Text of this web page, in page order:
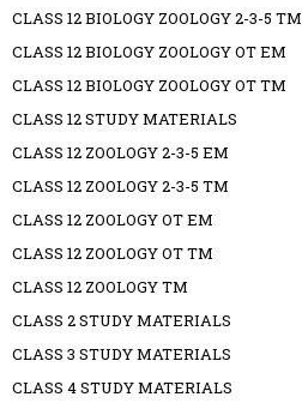
CLASS 12 BIOLOGY ZOOLOGY 2-3-5 TM
CLASS 12 BIOLOGY ZOOLOGY OT EM
CLASS 12 BIOLOGY ZOOLOGY OT TM
CLASS 12 STUDY MATERIALS
CLASS 12 ZOOLOGY 2-3-5 EM
CLASS 12 ZOOLOGY 2-3-5 TM
CLASS 12 ZOOLOGY OT EM
CLASS 12 ZOOLOGY OT TM
CLASS 12 ZOOLOGY TM
CLASS 2 STUDY MATERIALS
CLASS 3 STUDY MATERIALS
CLASS 4 STUDY MATERIALS